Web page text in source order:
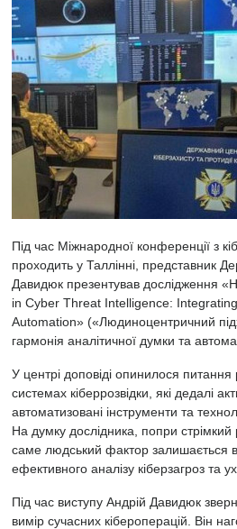
Під час Міжнародної конференції з
проходить у Таллінні, представник
Давидюк презентував дослідження
in Cyber Threat Intelligence:
Automation» («Людиноцентричний
гармонія аналітичної думки та
У центрі доповіді опинилося
системах кіберрозвідки, які дедалі
автоматизовані інструменти та
На думку дослідника, попри стрімкий
саме людський фактор залишається
ефективного аналізу кіберзагроз та
Під час виступу Андрій Давидюк
вимір сучасних кібероперацій. Він